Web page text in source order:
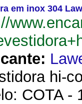
em inox 304
hi-
COTA -